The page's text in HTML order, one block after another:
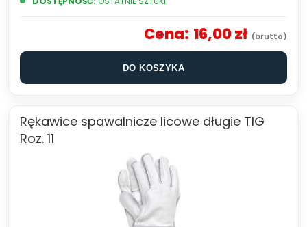
Cena: 16,00 zł
DO KOSZYKA
Rękawice spawalnicze licowe długie TIG
Roz. 11